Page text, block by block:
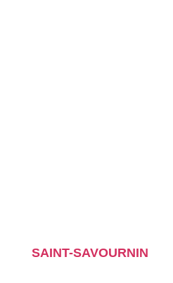
SAINT-SAVOURNIN